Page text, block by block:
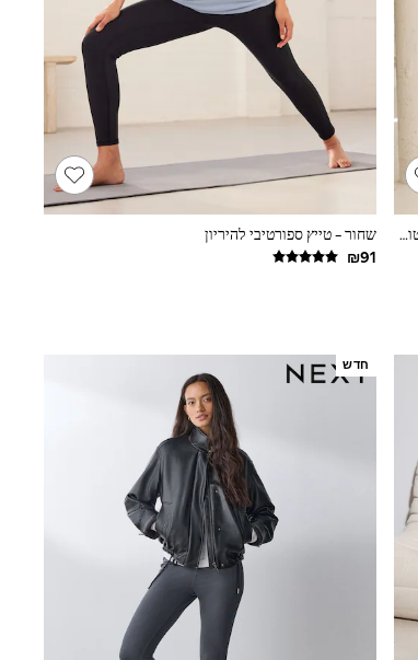
שחור - טייץ מחטבים בגזרת קפרי גבוהה עם אפקט חיטוב לבטן
שחור - טייץ ספורטיבי להיריון
חדש